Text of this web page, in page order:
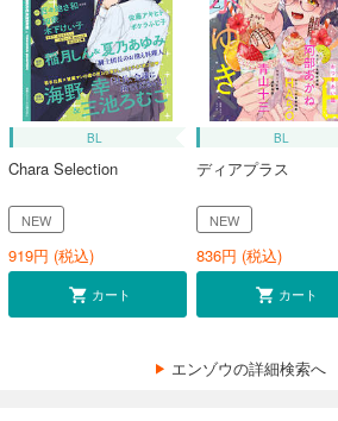
BL
Chara Selection
NEW
919円 (税込)
カート
BL
ディアプラス
NEW
836円 (税込)
カート
エンゾウの詳細検索へ